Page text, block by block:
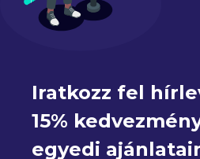
Iratkozz fel
15%
egyedi